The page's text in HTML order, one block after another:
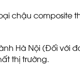
chậu composite
Hà Nội (Đối với
thị trường.